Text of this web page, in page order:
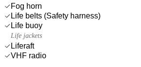
Fog horn
Life belts (Safety harness)
Life buoy
Life jackets
Liferaft
VHF radio